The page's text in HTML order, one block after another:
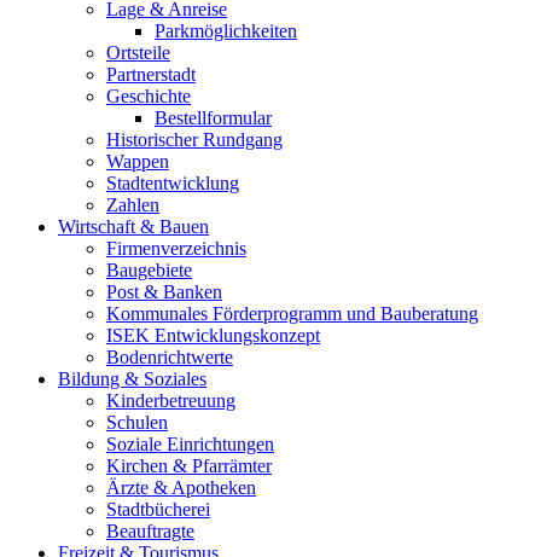
Lage & Anreise
Parkmöglichkeiten
Ortsteile
Partnerstadt
Geschichte
Bestellformular
Historischer Rundgang
Wappen
Stadtentwicklung
Zahlen
Wirtschaft & Bauen
Firmenverzeichnis
Baugebiete
Post & Banken
Kommunales Förderprogramm und Bauberatung
ISEK Entwicklungskonzept
Bodenrichtwerte
Bildung & Soziales
Kinderbetreuung
Schulen
Soziale Einrichtungen
Kirchen & Pfarrämter
Ärzte & Apotheken
Stadtbücherei
Beauftragte
Freizeit & Tourismus